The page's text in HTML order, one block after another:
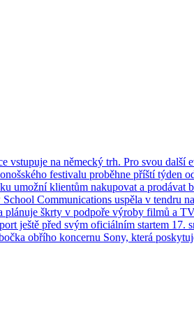
vstupuje na německý trh. Pro svou další
festivalu proběhne příští týden
umožní klientům nakupovat a prodávat
Communications uspěla v tendru
plánuje škrty v podpoře výroby filmů a
ještě před svým oficiálním startem 17.
obřího koncernu Sony, která